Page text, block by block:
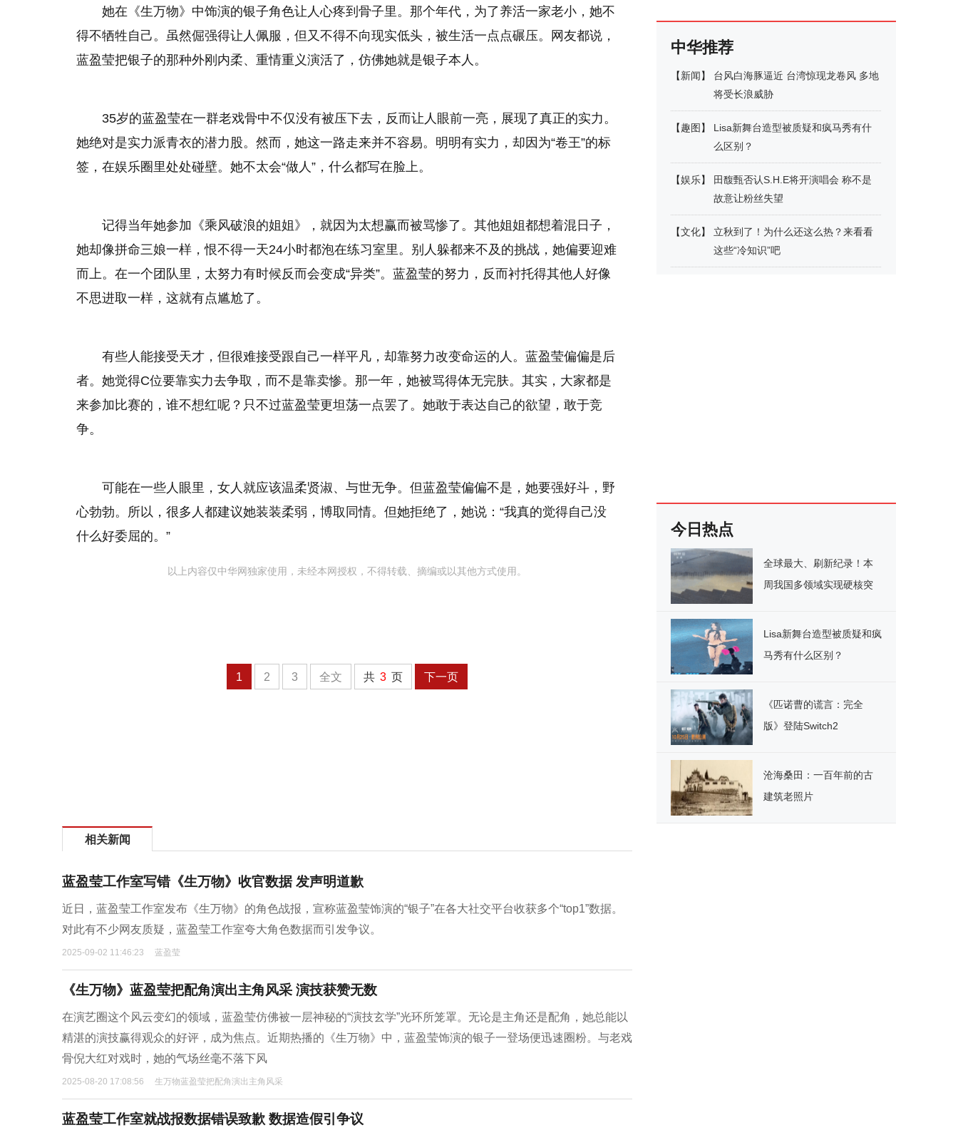
她在《生万物》中饰演的银子角色让人心疼到骨子里。那个年代，为了养活一家老小，她不
得不牺牲自己。虽然倔强得让人佩服，但又不得不向现实低头，被生活一点点碾压。网友都说，
蓝盈莹把银子的那种外刚内柔、重情重义演活了，仿佛她就是银子本人。
35岁的蓝盈莹在一群老戏骨中不仅没有被压下去，反而让人眼前一亮，展现了真正的实力。
她绝对是实力派青衣的潜力股。然而，她这一路走来并不容易。明明有实力，却因为“卷王”的标
签，在娱乐圈里处处碰壁。她不太会“做人”，什么都写在脸上。
记得当年她参加《乘风破浪的姐姐》，就因为太想赢而被骂惨了。其他姐姐都想着混日子，
她却像拼命三娘一样，恨不得一天24小时都泡在练习室里。别人躲都来不及的挑战，她偏要迎难
而上。在一个团队里，太努力有时候反而会变成“异类”。蓝盈莹的努力，反而衬托得其他人好像
不思进取一样，这就有点尴尬了。
有些人能接受天才，但很难接受跟自己一样平凡，却靠努力改变命运的人。蓝盈莹偏偏是后
者。她觉得C位要靠实力去争取，而不是靠卖惨。那一年，她被骂得体无完肤。其实，大家都是
来参加比赛的，谁不想红呢？只不过蓝盈莹更坦荡一点罢了。她敢于表达自己的欲望，敢于竞
争。
可能在一些人眼里，女人就应该温柔贤淑、与世无争。但蓝盈莹偏偏不是，她要强好斗，野
心勃勃。所以，很多人都建议她装装柔弱，博取同情。但她拒绝了，她说：“我真的觉得自己没
什么好委屈的。”
以上内容仅中华网独家使用，未经本网授权，不得转载、摘编或以其他方式使用。
1 2 3 全文 共 3 页 下一页
相关新闻
蓝盈莹工作室写错《生万物》收官数据 发声明道歉
近日，蓝盈莹工作室发布《生万物》的角色战报，宣称蓝盈莹饰演的“银子”在各大社交平台收获多个“top1”数据。
对此有不少网友质疑，蓝盈莹工作室夸大角色数据而引发争议。
2025-09-02 11:46:23 蓝盈莹
《生万物》蓝盈莹把配角演出主角风采 演技获赞无数
在演艺圈这个风云变幻的领域，蓝盈莹仿佛被一层神秘的“演技玄学”光环所笼罩。无论是主角还是配角，她总能以
精湛的演技赢得观众的好评，成为焦点。近期热播的《生万物》中，蓝盈莹饰演的银子一登场便迅速圈粉。与老戏
骨倪大红对戏时，她的气场丝毫不落下风
2025-08-20 17:08:56 生万物蓝盈莹把配角演出主角风采
蓝盈莹工作室就战报数据错误致歉 数据造假引争议
中华推荐
【新闻】
台风白海豚逼近 台湾惊现龙卷风 多地
将受长浪威胁
【趣图 】
Lisa新舞台造型被质疑和疯马秀有什
么区别？
【娱乐】
田馥甄否认S.H.E将开演唱会 称不是
故意让粉丝失望
【文化】
立秋到了！为什么还这么热？来看看
这些“冷知识”吧
今日热点
全球最大、刷新纪录！本
周我国多领域实现硬核突
Lisa新舞台造型被质疑和疯
马秀有什么区别？
《匹诺曹的谎言：完全
版》登陆Switch2
沧海桑田：一百年前的古
建筑老照片